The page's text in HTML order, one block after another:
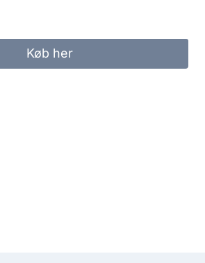
Køb her